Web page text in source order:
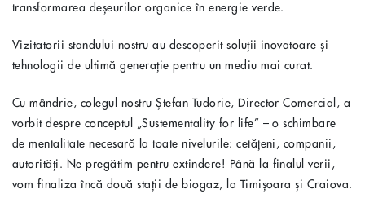
transformarea deșeurilor organice în energie verde.
Vizitatorii standului nostru au descoperit soluții inovatoare și
tehnologii de ultimă generație pentru un mediu mai curat.
Cu mândrie, colegul nostru Ștefan Tudorie, Director Comercial, a
vorbit despre conceptul „Sustementality for life” – o schimbare
de mentalitate necesară la toate nivelurile: cetățeni, companii,
autorități. Ne pregătim pentru extindere! Până la finalul verii,
vom finaliza încă două stații de biogaz, la Timișoara și Craiova.